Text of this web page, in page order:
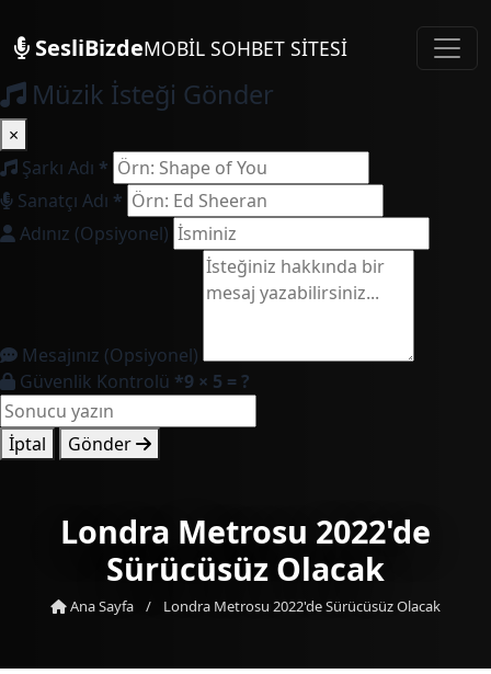
SesliBizdeMOBİL SOHBET SİTESİ
Müzik İsteği Gönder
×
Şarkı Adı *
Sanatçı Adı *
Adınız (Opsiyonel)
Mesajınız (Opsiyonel)
Güvenlik Kontrolü *9 × 5 = ?
İptal Gönder
Londra Metrosu 2022'de
Sürücüsüz Olacak
Ana Sayfa / Londra Metrosu 2022'de Sürücüsüz Olacak